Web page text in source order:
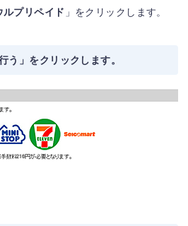
ルプリペイド 」をクリックします。
う」をクリックします。